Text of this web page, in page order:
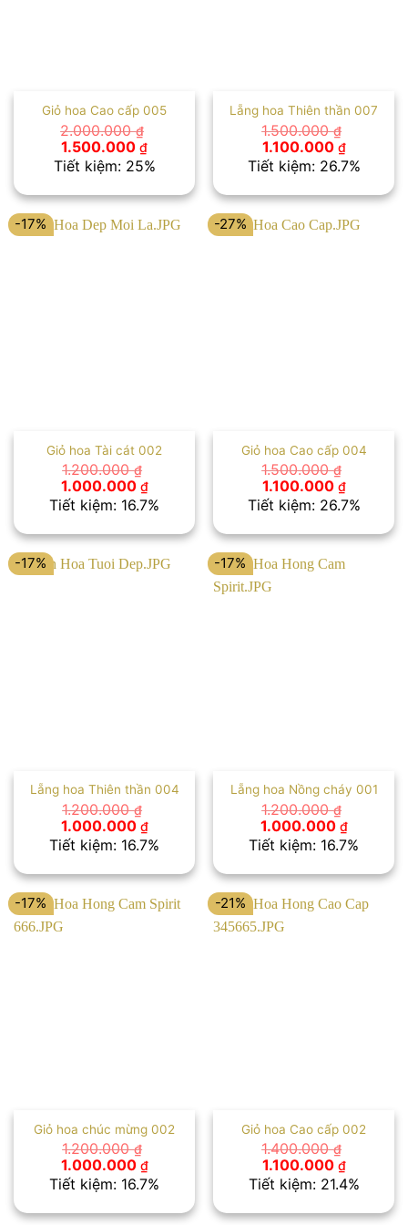
Giỏ hoa Cao cấp 005
2.000.000₫
Giá
gốc
là:
1.500.000 ₫Giá
hiện
tại
1.500.000 ₫.
Tiết kiệm: 25%
Lẵng hoa Thiên thần 007
1.500.000₫
Giá
gốc
là:
1.100.000 ₫Giá
hiện
tại
Tiết kiệm: 26.7%
-17%
Giỏ hoa Tài cát 002
1.200.000₫
Giá
gốc
là:
1.000.000 ₫Giá
hiện
tại
1.000.000 ₫.
Tiết kiệm: 16.7%
-27%
Giỏ hoa Cao cấp 004
1.500.000₫
Giá
gốc
là:
1.100.000 ₫Giá
hiện
tại
Tiết kiệm: 26.7%
-17%
Lẵng hoa Thiên thần 004
1.200.000₫
Giá
gốc
là:
1.000.000 ₫Giá
hiện
tại
1.000.000 ₫.
Tiết kiệm: 16.7%
-17%
Lẵng hoa Nồng cháy 001
1.200.000₫
Giá
gốc
là:
1.000.000 ₫Giá
hiện
tại
Tiết kiệm: 16.7%
-17%
Giỏ hoa chúc mừng 002
1.200.000₫
Giá
gốc
là:
1.000.000 ₫Giá
hiện
tại
Tiết kiệm: 16.7%
-21%
Giỏ hoa Cao cấp 002
1.400.000₫
Giá
gốc
là:
1.100.000 ₫Giá
hiện
tại
Tiết kiệm: 21.4%